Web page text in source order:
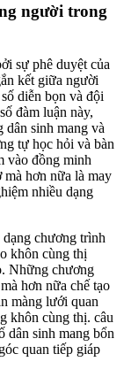
người trong
sự phê duyệt của
kết giữa người
diễn bọn và đội
đàm luận này,
dân sinh mang và
tự học hỏi và bàn
vào đồng minh
hơn nữa là may
nhiều dạng
chương trình
khôn cùng thị
Những chương
hơn nữa chế tạo
màng lưới quan
khôn cùng thị. câu
dân sinh mang bổn
quan tiếp giáp